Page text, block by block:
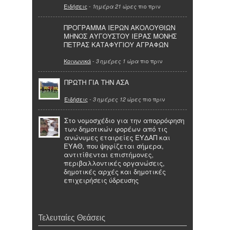
Ειδήσεις - 1ημέρα 21 ώρες πιο πριν
ΠΡΟΓΡΑΜΜΑ ΙΕΡΩΝ ΑΚΟΛΟΥΘΙΩΝ
ΜΗΝΟΣ ΑΥΓΟΥΣΤΟΥ ΙΕΡΑΣ ΜΟΝΗΣ
ΠΕΤΡΑΣ ΚΑΤΑΦΥΓΙΟΥ ΑΓΡΑΦΩΝ
Κοινωνικά- 3 ημέρες 1 ώρα πιο πριν
ΠΡΩΤΗ ΓΙΑ ΤΗΝ ΑΣΑ
Ειδήσεις - 3 ημέρες 12 ώρες πιο πριν
Στο νομοσχέδιο για την απορρόφηση
των δημοτικών φορέων από τις
ανώνυμες εταιρείες ΕΥΔΑΠ και
ΕΥΑΘ, που ψηφίζεται σήμερα,
αντιτίθενται επιστήμονες,
περιβαλλοντικές οργανώσεις,
δημοτικές αρχές και δημοτικές
επιχειρήσεις ύδρευσης
Τελευταίες Θεάσεις